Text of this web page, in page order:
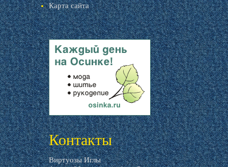
Карта сайта
livemaster.ru
Контакты
Виртуозы Иглы